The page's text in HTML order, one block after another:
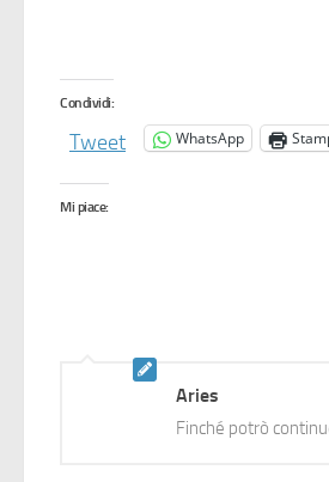
Condividi:
Tweet WhatsApp
Mi piace:
Aries
Finché potrò